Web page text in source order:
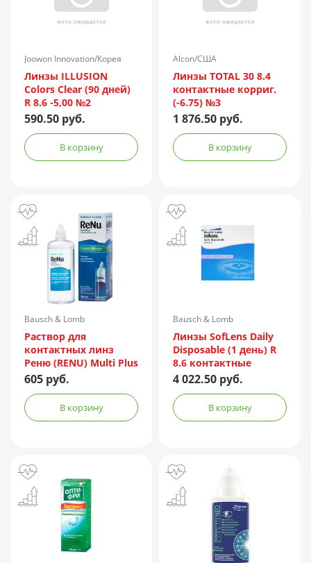
Joowon Innovation/Корея
Линзы ILLUSION
Colors Clear (90 дней)
R 8.6 -5,00 №2
590.50 руб.
В корзину
Alcon/США
Линзы TOTAL 30 8.4
контактные корриг.
(-6.75) №3
1 876.50 руб.
В корзину
Bausch & Lomb
Incorporated/Италия
Раствор для
контактных линз
Реню (RENU) Multi Plus
360мл + контейнер
605 руб.
В корзину
Bausch & Lomb
Линзы SofLens Daily
Disposable (1 день) R
8.6 контактные
мягкие корриг. -1,50
4 022.50 руб.
В корзину